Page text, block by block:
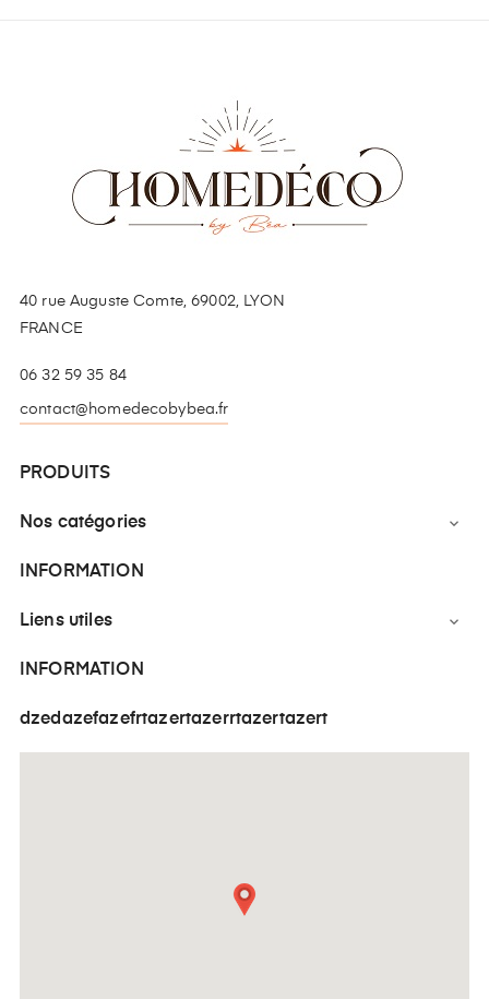
40 rue Auguste Comte, 69002, LYON
FRANCE
06 32 59 35 84
contact@homedecobybea.fr
PRODUITS
Nos catégories 
INFORMATION
Liens utiles 
INFORMATION
dzedazefazefrtazertazerrtazertazert